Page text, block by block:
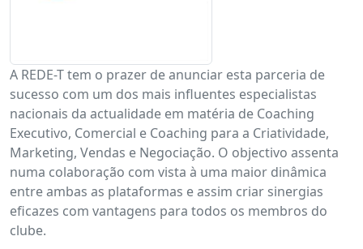
A REDE-T tem o prazer de anunciar esta parceria de
sucesso com um dos mais influentes especialistas
nacionais da actualidade em matéria de Coaching
Executivo, Comercial e Coaching para a Criatividade,
Marketing, Vendas e Negociação. O objectivo assenta
numa colaboração com vista à uma maior dinâmica
entre ambas as plataformas e assim criar sinergias
eficazes com vantagens para todos os membros do
clube.